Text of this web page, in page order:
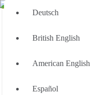
Nous pouvons aider
Deutsch
British English
American English
Español